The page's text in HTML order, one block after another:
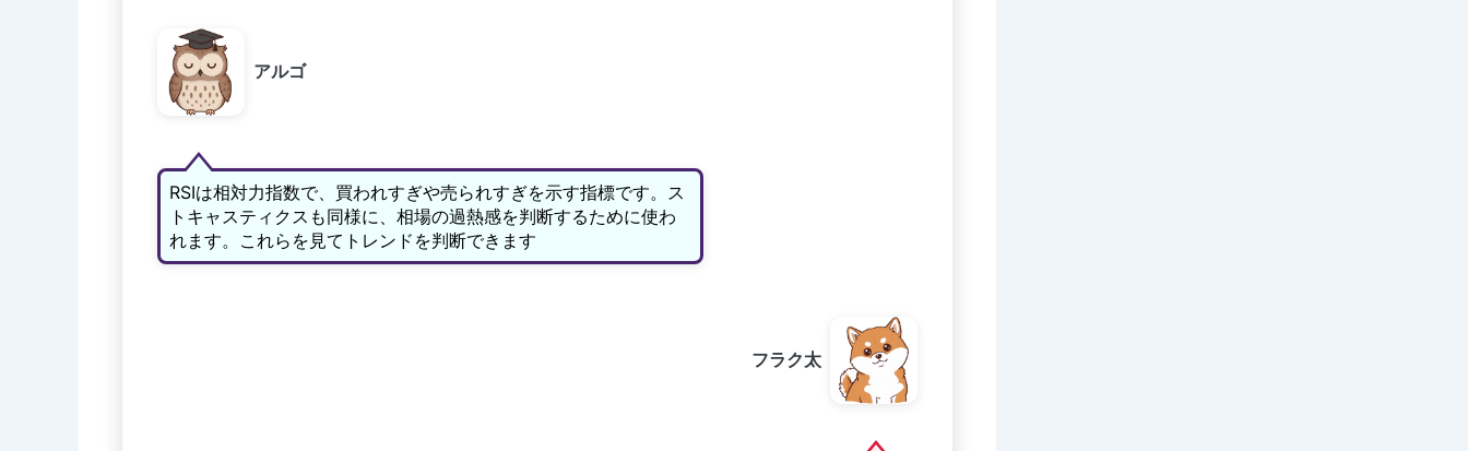
アルゴ
RSIは相対力指数で、買われすぎや売られすぎを示す指標です。ス
トキャスティクスも同様に、相場の過熱感を判断するために使わ
れます。これらを見てトレンドを判断できます
フラク太